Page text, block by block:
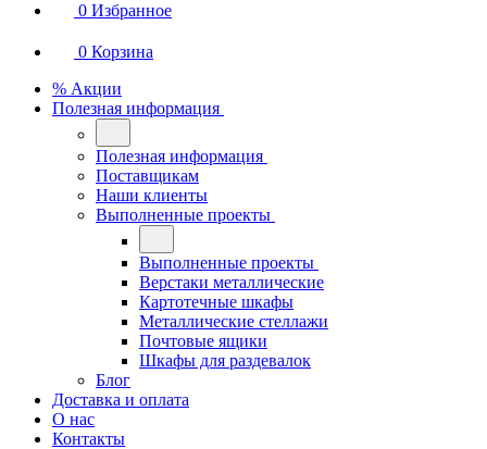
0 Избранное
0 Корзина
% Акции
Полезная информация
Полезная информация
Поставщикам
Наши клиенты
Выполненные проекты
Выполненные проекты
Верстаки металлические
Картотечные шкафы
Металлические стеллажи
Почтовые ящики
Шкафы для раздевалок
Блог
Доставка и оплата
О нас
Контакты